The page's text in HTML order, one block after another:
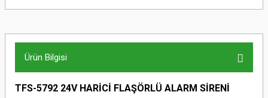
Ürün Bilgisi
TFS-5792 24V HARİCİ FLAŞÖRLÜ ALARM SİRENİ